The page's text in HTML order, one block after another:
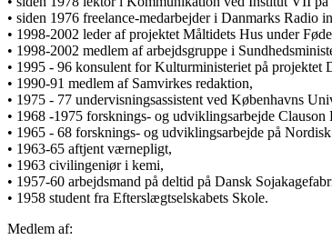
• siden 1976 freelance-medarbejder i Danmarks
• 1998-2002 leder af projektet Måltidets Hus under
• 1998-2002 medlem af arbejdsgruppe i
• 1995 - 96 konsulent for Kulturministeriet på projektet
• 1990-91 medlem af Samvirkes redaktion,
• 1975 - 77 undervisningsassistent ved Københavns
• 1968 -1975 forsknings- og udviklingsarbejde Clauson
• 1965 - 68 forsknings- og udviklingsarbejde på
• 1963-65 aftjent værnepligt,
• 1963 civilingeniør i kemi,
• 1957-60 arbejdsmand på deltid på Dansk
• 1958 student fra Efterslægtselskabets Skole.
Medlem af: